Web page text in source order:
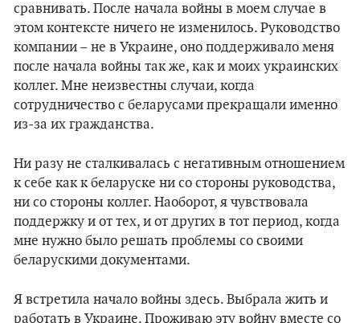
сравнивать. После начала войны в моем случае в
этом контексте ничего не изменилось. Руководство
компании – не в Украине, оно поддерживало меня
после начала войны так же, как и моих украинских
коллег. Мне неизвестны случаи, когда
сотрудничество с беларусами прекращали именно
из-за их гражданства.
Ни разу не сталкивалась с негативным отношением
к себе как к беларуске ни со стороны руководства,
ни со стороны коллег. Наоборот, я чувствовала
поддержку и от тех, и от других в тот период, когда
мне нужно было решать проблемы со своими
беларускими документами.
Я встретила начало войны здесь. Выбрала жить и
работать в Украине. Проживаю эту войну вместе со